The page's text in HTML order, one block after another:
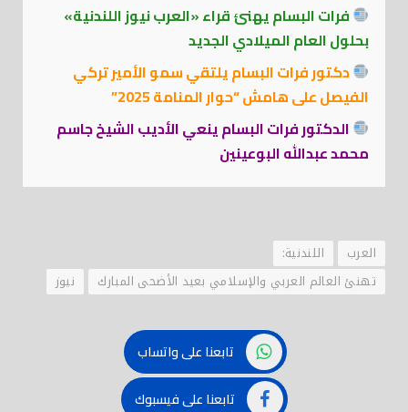
فرات البسام يهنئ قراء «العرب نيوز اللندنية»
بحلول العام الميلادي الجديد
دكتور فرات البسام يلتقي سمو الأمير تركي
الفيصل على هامش “حوار المنامة 2025”
الدكتور فرات البسام ينعي الأديب الشيخ جاسم
محمد عبدالله البوعينين
العرب
اللندنية:
تهنئ العالم العربي والإسلامي بعيد الأضحى المبارك
نيوز
تابعنا على واتساب
تابعنا على فيسبوك